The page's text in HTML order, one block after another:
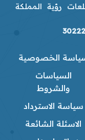
رؤية المملكة
الخصوصية
السياسات
والشروط
سياسة الاسترداد
الاسئلة الشائعة